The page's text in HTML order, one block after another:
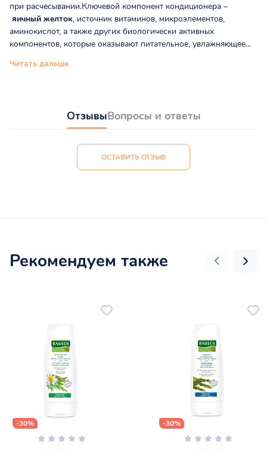
при расчесывании.Ключевой компонент кондиционера –
яичный желток, источник витаминов, микроэлементов,
аминокислот, а также других биологически активных
компонентов, которые оказывают питательное, увлажняющее...
Читать дальше
ОтзывыВопросы и ответы
ОСТАВИТЬ ОТЗЫВ
Рекомендуем также
-30% -30%